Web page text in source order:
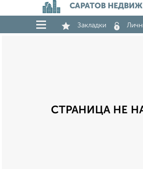
САРАТОВ
Закладки
СТРАНИЦА НЕ